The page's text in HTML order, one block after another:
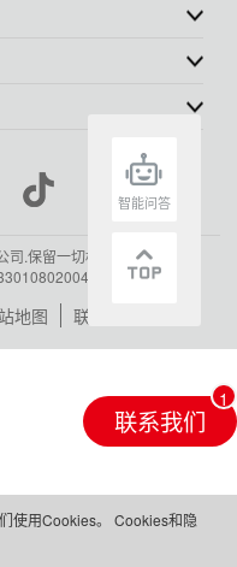
司.保留一切权利.
浙ICP备
号
地图 联系我们
联系我们
使用Cookies。 Cookies和隐
智能问答